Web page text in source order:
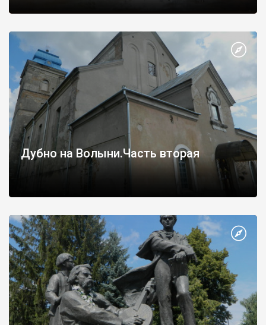
Межиріцький монастир-фортеця.
Сприятливі кліматичні умови, значні масиви лісів, річки, озера,
лікувальні торфові грязі та мінеральні води – все це визначає
найголовніші рекреаційні ресурси краю.
Дубно на Волыни.Часть вторая